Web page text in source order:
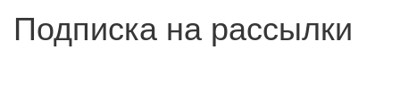
Подписка на рассылки